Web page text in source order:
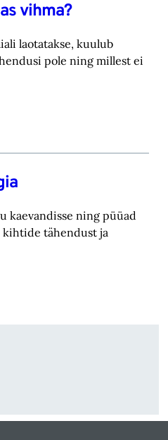
vihma?
laotatakse, kuulub
pole ning millest ei
kaevandisse ning püüad
kihtide tähendust ja